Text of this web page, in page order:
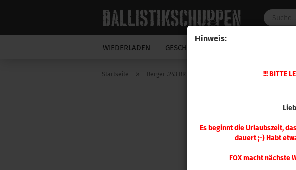
Hinweis:
!!! BITTE
Es beginnt die Urlaubszeit,
dauert ;-) Habt
FOX macht nächste
WIEDERLADEN GESCHOSSE
Startseite » Berger .243 BR Column Target 64gr 100 Stück